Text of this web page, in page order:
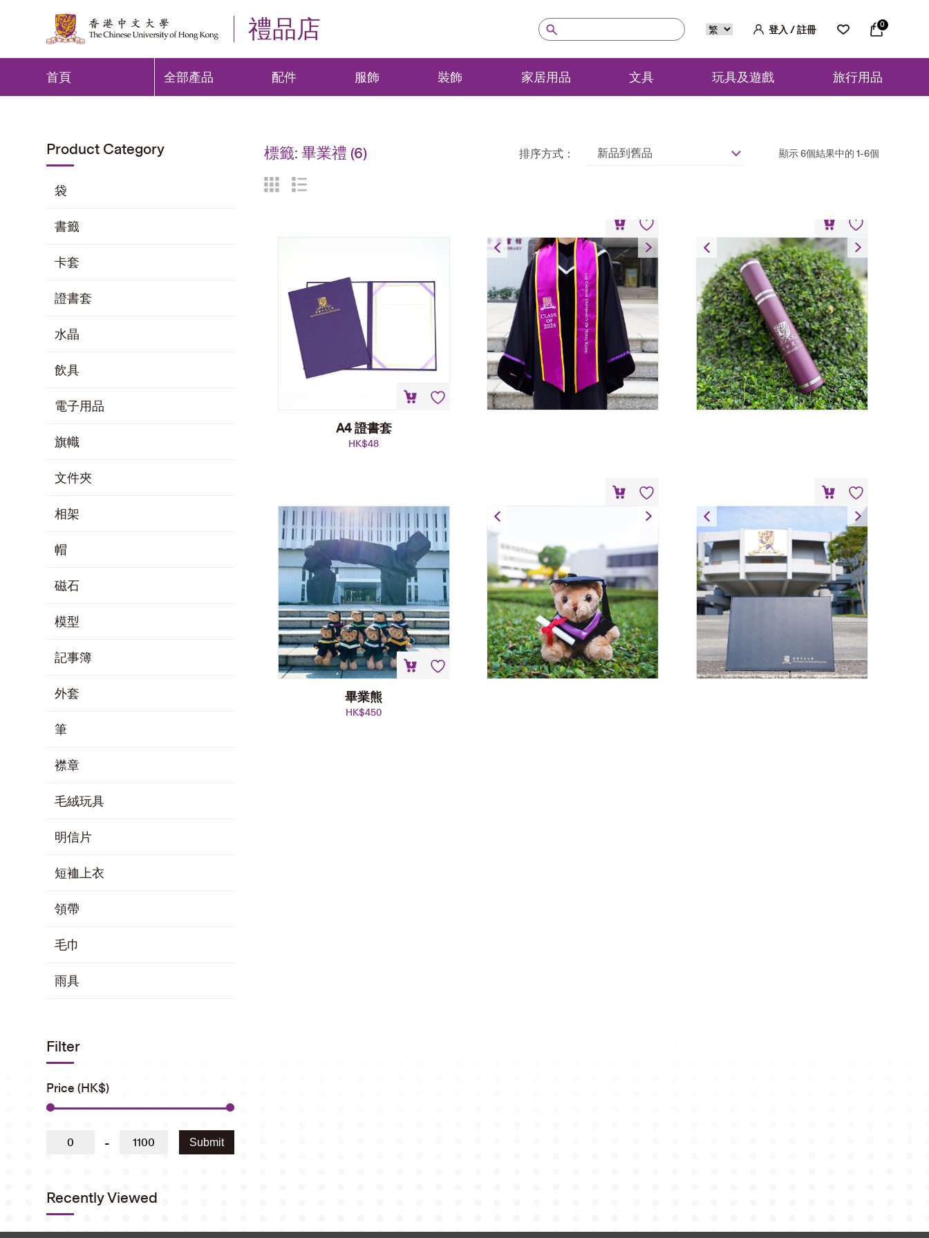
禮品店 登入 / 註冊 0
首頁 全部產品 配件 服飾 裝飾 家居用品 文具 玩具及遊戲 旅行用品
Product Category
袋
書籤
卡套
證書套
水晶
飲具
電子用品
旗幟
文件夾
相架
帽
磁石
模型
記事簿
外套
筆
襟章
毛絨玩具
明信片
短裇上衣
領帶
毛巾
雨具
Filter
Price (HK$)
- Submit
Recently Viewed
標籤: 畢業禮 (6) 排序方式： 新品到舊品 顯示 6個結果中的 1-6個
A4 證書套
HK$48
畢業綬帶
HK$120
畢業證書筒
HK$30
畢業熊
HK$450
A3 畢業證書套
HK$200